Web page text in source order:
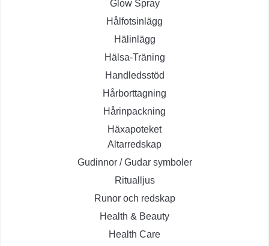
Glow Spray
Hålfotsinlägg
Hälinlägg
Hälsa-Träning
Handledsstöd
Hårborttagning
Hårinpackning
Häxapoteket
Altarredskap
Gudinnor / Gudar symboler
Ritualljus
Runor och redskap
Health & Beauty
Health Care